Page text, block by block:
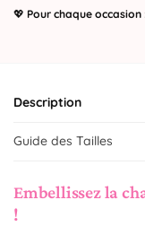
💖 Pour chaque occasion
Description
Guide des Tailles
Embellissez la
!